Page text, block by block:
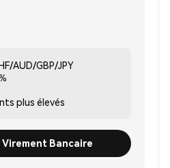
AUD/GBP/JPY
plus élevés
Bancaire